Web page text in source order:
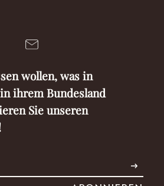
wollen, was in
ihrem Bundesland
Sie unseren